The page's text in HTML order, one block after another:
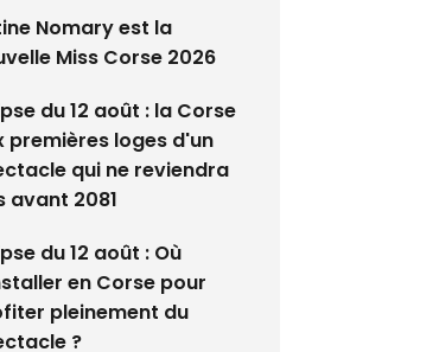
Nomary est la
Miss Corse 2026
du 12 août : la Corse
premières loges d'un
qui ne reviendra
avant 2081
du 12 août : Où
en Corse pour
pleinement du
?